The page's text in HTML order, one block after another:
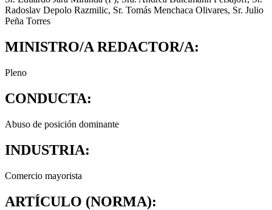
Radoslav Depolo Razmilic, Sr. Tomás Menchaca Olivares, Sr. Julio
Peña Torres
MINISTRO/A REDACTOR/A:
Pleno
CONDUCTA:
Abuso de posición dominante
INDUSTRIA:
Comercio mayorista
ARTÍCULO (NORMA):